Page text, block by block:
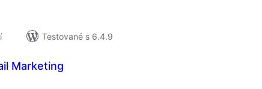
Testované s 6.4.9
Marketing